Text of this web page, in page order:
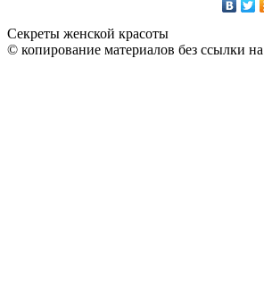
Секреты женской красоты
© копирование материалов без ссылки